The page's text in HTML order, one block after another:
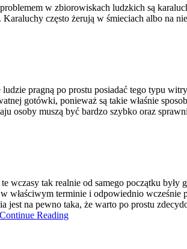
w zbiorowiskach ludzkich są
często żerują w śmieciach albo na
pragną po prostu posiadać tego typu
gotówki, ponieważ są takie właśnie
osoby muszą być bardzo szybko oraz
wczasy tak realnie od samego początku
właściwym terminie i odpowiednio
jest na pewno taka, że warto po prostu
Reading